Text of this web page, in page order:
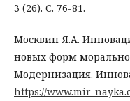
3 (26). С. 76-81.
Москвин Я.А.
новых форм
Модернизация.
https://www.mir-